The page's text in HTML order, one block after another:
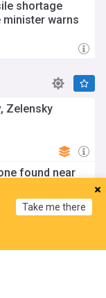
shortage
minister warns
Zelensky
found near
Take me there